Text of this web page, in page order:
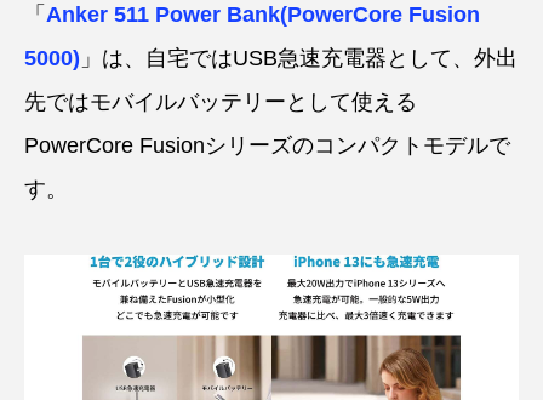
「 Anker 511 Power Bank(PowerCore Fusion
5000) 」は、自宅ではUSB急速充電器として、外出
先ではモバイルバッテリーとして使える
PowerCore Fusionシリーズのコンパクトモデルで
す。